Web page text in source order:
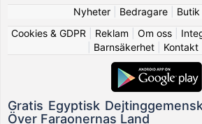
Nyheter| Bedragare| Butik
Cookies & GDPR
Reklam Om oss|
Barnsäkerhet| Kontakt|
Gratis Egyptisk
Över Faraonernas Land